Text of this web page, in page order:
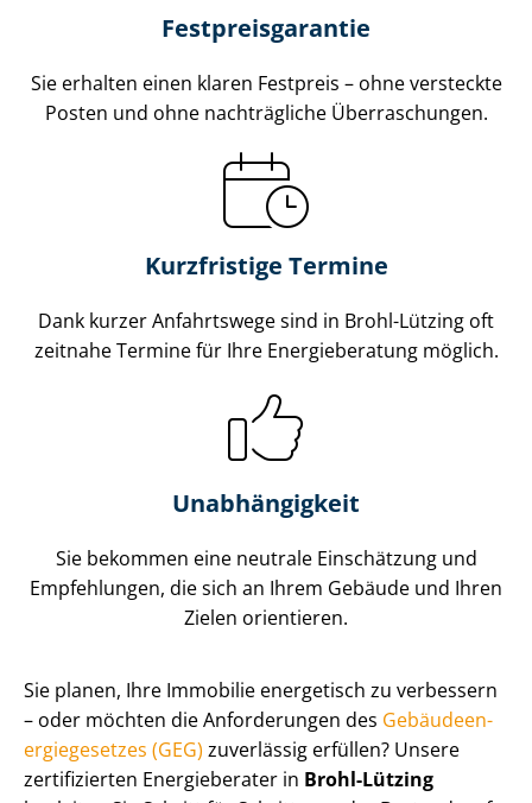
Fest­preis­ga­ran­tie
Sie erhalten einen klaren Festpreis – ohne versteckte
Posten und ohne nachträgliche Überraschungen.
Kurzfristige Termine
Dank kurzer Anfahrtswege sind in Brohl-Lützing oft
zeitnahe Termine für Ihre Energieberatung möglich.
Unabhängigkeit
Sie bekommen eine neutrale Einschätzung und
Empfehlungen, die sich an Ihrem Gebäude und Ihren
Zielen orientieren.
Sie planen, Ihre Immobilie energetisch zu verbessern
– oder möchten die Anforderungen des Ge­bäu­de­en­
er­gie­ge­set­zes (GEG) zuverlässig erfüllen? Unsere
zertifizierten Energieberater in Brohl-Lützing